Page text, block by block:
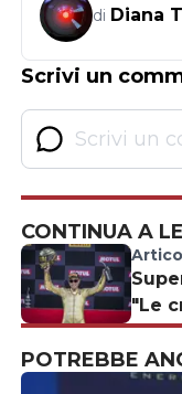
di Diana
Scrivi un
CONTINUA A
"Le
POTREBBE